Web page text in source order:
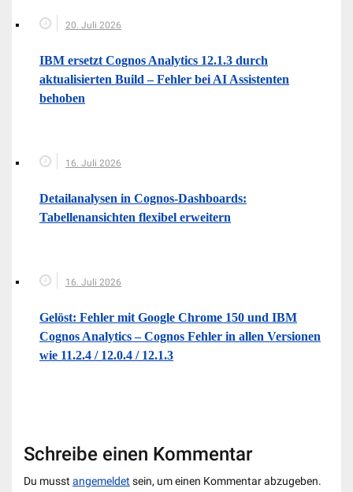
20. Juli 2026
IBM ersetzt Cognos Analytics 12.1.3 durch
aktualisierten Build – Fehler bei AI Assistenten
behoben
16. Juli 2026
Detailanalysen in Cognos-Dashboards:
Tabellenansichten flexibel erweitern
16. Juli 2026
Gelöst: Fehler mit Google Chrome 150 und IBM
Cognos Analytics – Cognos Fehler in allen Versionen
wie 11.2.4 / 12.0.4 / 12.1.3
Schreibe einen Kommentar
Du musst angemeldet sein, um einen Kommentar abzugeben.